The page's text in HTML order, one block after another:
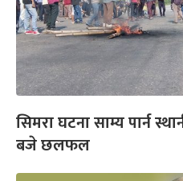
सिमरा घटना साम्य पार्न
बजे छलफल